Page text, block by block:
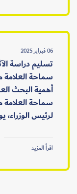
06 فبراير 2025
تسليم دراسة
سماحة
أهمية البحث
سماحة العلامة
لرئيس الوزراء، يوم
اقرأ المزيد